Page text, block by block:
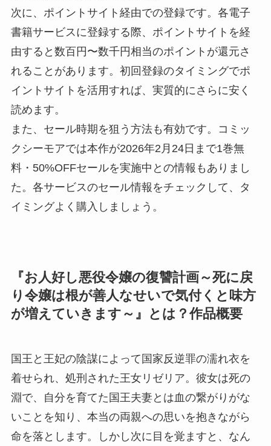
次に、ポイントサイト経由での登録です。各電子
書籍サービスに登録する際、ポイントサイトを経
由すると数百円〜数千円相当のポイントが還元さ
れることがあります。初回登録のタイミングでポ
イントサイトを活用すれば、実質的にさらに安く
読めます。
また、セール時期を狙う方法も有効です。コミッ
クシーモアでは本作が2026年2月24日まで1巻無
料・50%OFFセールを実施中との情報もありまし
た。各サービスのセール情報をチェックして、タ
イミングよく購入しましょう。
『お人好し悪役令嬢の復讐計画～死に戻
り令嬢は根が善人なせいで気付くと味方
が増えていきます～』とは？作品概要
国王と王妃の陰謀によって国家反逆罪の濡れ衣を
着せられ、処刑された王女リゼリア。彼女は死の
淵で、自分を育てた国王夫妻とは血の繋がりがな
いことを知り、本当の両親への思いを抱きながら
命を落とします。しかし次に目を覚ますと、なん